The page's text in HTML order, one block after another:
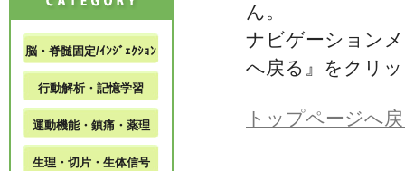
ん。
ナビゲーション
へ戻る』をクリ
トップページへ
脳・脊髄固定/ｲﾝｼﾞｪｸｼｮﾝ
行動解析・記憶学習
運動機能・鎮痛・薬理
生理・切片・生体信号